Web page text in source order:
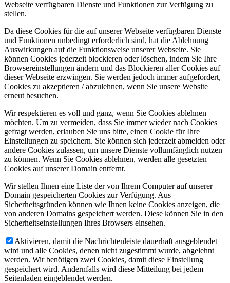
Webseite verfügbaren Dienste und Funktionen zur Verfügung zu
stellen.
Da diese Cookies für die auf unserer Webseite verfügbaren Dienste
und Funktionen unbedingt erforderlich sind, hat die Ablehnung
Auswirkungen auf die Funktionsweise unserer Webseite. Sie
können Cookies jederzeit blockieren oder löschen, indem Sie Ihre
Browsereinstellungen ändern und das Blockieren aller Cookies auf
dieser Webseite erzwingen. Sie werden jedoch immer aufgefordert,
Cookies zu akzeptieren / abzulehnen, wenn Sie unsere Website
erneut besuchen.
Wir respektieren es voll und ganz, wenn Sie Cookies ablehnen
möchten. Um zu vermeiden, dass Sie immer wieder nach Cookies
gefragt werden, erlauben Sie uns bitte, einen Cookie für Ihre
Einstellungen zu speichern. Sie können sich jederzeit abmelden oder
andere Cookies zulassen, um unsere Dienste vollumfänglich nutzen
zu können. Wenn Sie Cookies ablehnen, werden alle gesetzten
Cookies auf unserer Domain entfernt.
Wir stellen Ihnen eine Liste der von Ihrem Computer auf unserer
Domain gespeicherten Cookies zur Verfügung. Aus
Sicherheitsgründen können wie Ihnen keine Cookies anzeigen, die
von anderen Domains gespeichert werden. Diese können Sie in den
Sicherheitseinstellungen Ihres Browsers einsehen.
Aktivieren, damit die Nachrichtenleiste dauerhaft ausgeblendet
wird und alle Cookies, denen nicht zugestimmt wurde, abgelehnt
werden. Wir benötigen zwei Cookies, damit diese Einstellung
gespeichert wird. Andernfalls wird diese Mitteilung bei jedem
Seitenladen eingeblendet werden.